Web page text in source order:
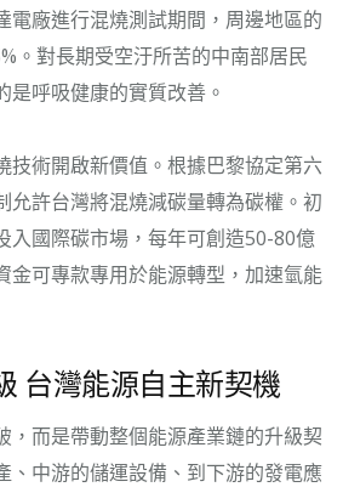
電廠進行混燒測試期間，周邊地區的
。對長期受空汙所苦的中南部居民
是呼吸健康的實質改善。
技術開啟新價值。根據巴黎協定第六
允許台灣將混燒減碳量轉為碳權。初
入國際碳市場，每年可創造50-80億
金可專款專用於能源轉型，加速氫能
台灣能源自主新契機
，而是帶動整個能源產業鏈的升級契
、中游的儲運設備、到下游的發電應